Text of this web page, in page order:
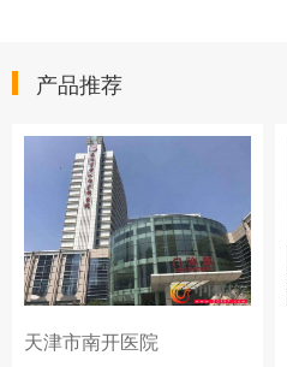
产品推荐
天津市南开医院